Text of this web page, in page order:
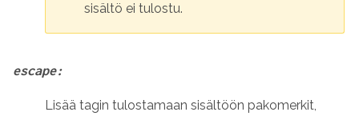
sisältö ei tulostu.
escape:
Lisää tagin tulostamaan sisältöön pakomerkit,